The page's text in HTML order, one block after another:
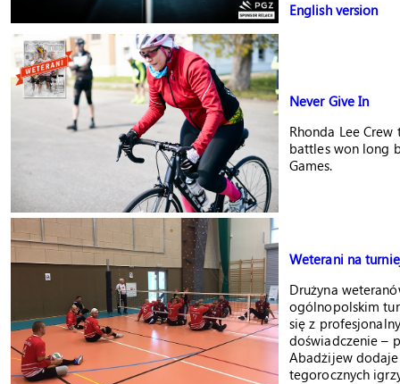
English version
Never Give In
Rhonda Lee
battles won long
Games.
Weterani na
Drużyna
ogólnopolskim
się z
doświadczenie –
Abadżijew
tegorocznych